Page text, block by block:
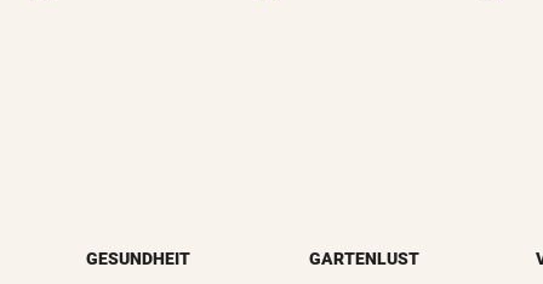
GESUNDHEIT GARTENLUST